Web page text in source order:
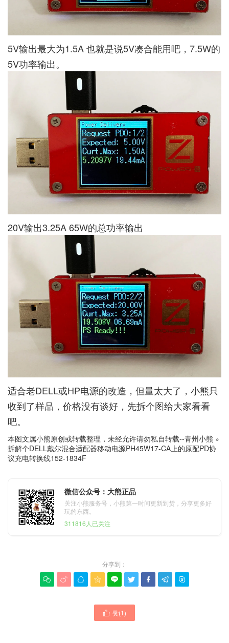
5V输出最大为1.5A 也就是说5V凑合能用吧，7.5W的
5V功率输出。
20V输出3.25A 65W的总功率输出
适合老DELL或HP电源的改造，但量太大了，小熊只
收到了样品，价格没有谈好，先拆个图给大家看看
吧。
本图文属小熊原创或转载整理，未经允许请勿私自转载--青州小熊 »
拆解个DELL戴尔混合适配器移动电源PH45W17-CA上的原配PD协
议充电转换线152-1834F
微信公众号：大熊正品
关注小熊服务号，小熊第一时间更新到货，分享更多好
玩的东西。
311816人已关注
分享到：
        
 赞(1)